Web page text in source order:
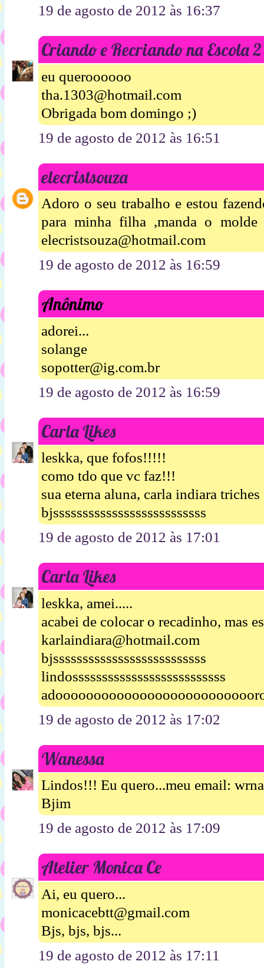
19 de agosto de 2012 às 16:37
Criando e Recriando na Escola 2
eu queroooooo
tha.1303@hotmail.com
Obrigada bom domingo ;)
19 de agosto de 2012 às 16:51
elecristsouza
Adoro o seu trabalho e estou
para minha filha ,manda o molde
elecristsouza@hotmail.com
19 de agosto de 2012 às 16:59
Anônimo
adorei...
solange
sopotter@ig.com.br
19 de agosto de 2012 às 16:59
Carla Likes
leskka, que fofos!!!!!
como tdo que vc faz!!!
sua eterna aluna, carla indiara triches
bjssssssssssssssssssssssssss
19 de agosto de 2012 às 17:01
Carla Likes
leskka, amei.....
acabei de colocar o recadinho, mas
karlaindiara@hotmail.com
bjssssssssssssssssssssssssss
lindossssssssssssssssssssssssss
19 de agosto de 2012 às 17:02
Wanessa
Lindos!!! Eu quero...meu email:
Bjim
19 de agosto de 2012 às 17:09
Atelier Monica Ce
Ai, eu quero...
monicacebtt@gmail.com
Bjs, bjs, bjs...
19 de agosto de 2012 às 17:11